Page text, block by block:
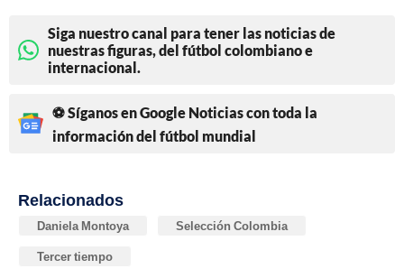
Siga nuestro canal para tener las noticias de
nuestras figuras, del fútbol colombiano e
internacional.
⚽ Síganos en Google Noticias con toda la
información del fútbol mundial
Relacionados
Daniela Montoya Selección Colombia
Tercer tiempo